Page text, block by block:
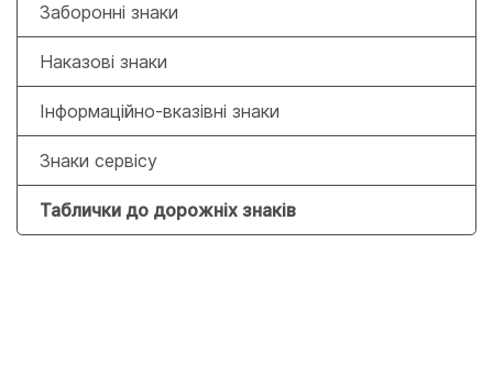
Заборонні знаки
Наказові знаки
Інформаційно-вказівні знаки
Знаки сервісу
Таблички до дорожніх знаків